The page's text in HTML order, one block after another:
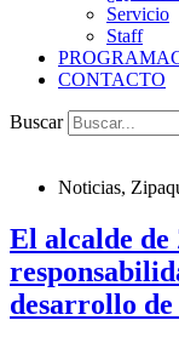
Servicio
Staff
CONTACTO
Buscar
Noticias,
El alcalde
desarrollo